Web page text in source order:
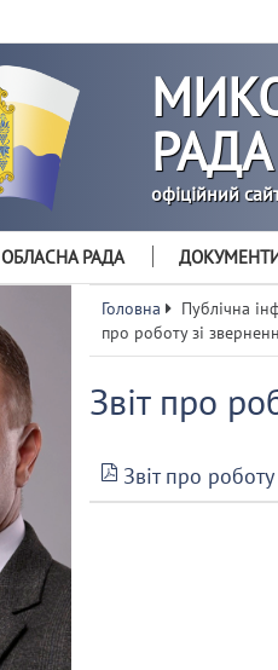
РАДА
офіційний
ОБЛАСНА РАДА
Головна Публічна
про роботу зі
Звіт про
Звіт про